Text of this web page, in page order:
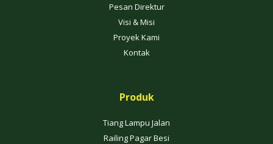
Pesan Direktur
Visi & Misi
Proyek Kami
Kontak
Produk
Tiang Lampu Jalan
Railing Pagar Besi